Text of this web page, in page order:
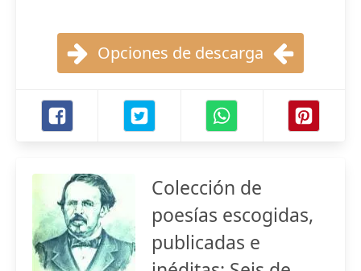
Opciones de descarga
Colección de
poesías escogidas,
publicadas e